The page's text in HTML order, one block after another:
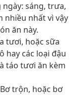
sáng, trưa,
nhiều nhất vì vậy
ăn này.
tươi, hoặc sữa
hay các loại đậu
táo tươi ăn kèm
trộn, hoặc bơ